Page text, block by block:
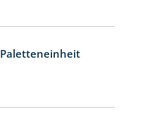
Paletteneinheit